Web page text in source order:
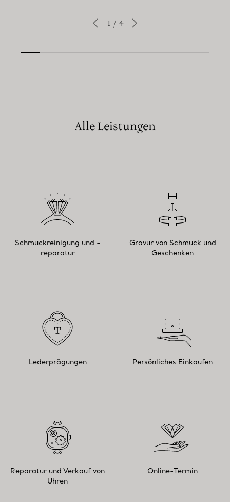
1 / 4
Alle Leistungen
Schmuckreinigung und -
reparatur
Gravur von Schmuck und
Geschenken
Lederprägungen Persönliches Einkaufen
Reparatur und Verkauf von
Uhren
Online-Termin